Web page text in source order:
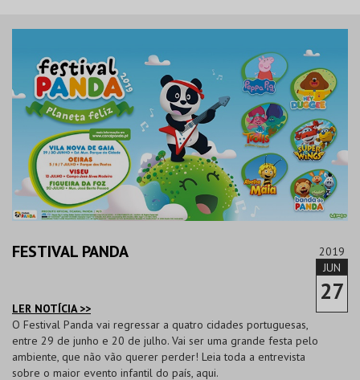
FESTIVAL PANDA
LER NOTÍCIA >>
2019
JUN
27
O Festival Panda vai regressar a quatro cidades portuguesas,
entre 29 de junho e 20 de julho. Vai ser uma grande festa pelo
ambiente, que não vão querer perder! Leia toda a entrevista
sobre o maior evento infantil do país, aqui.